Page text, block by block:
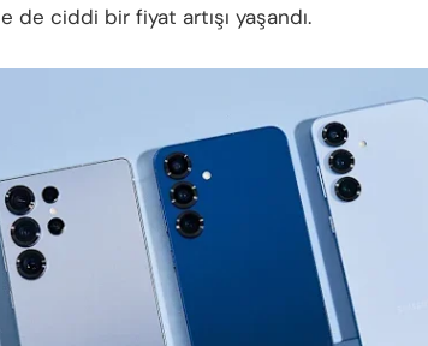
de ciddi bir fiyat artışı yaşandı.